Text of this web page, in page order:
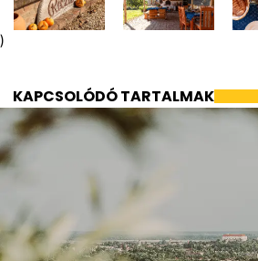
)
KAPCSOLÓDÓ TARTALMAK